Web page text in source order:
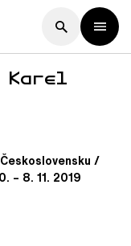
/
– 8. 11. 2019